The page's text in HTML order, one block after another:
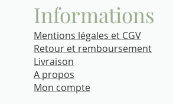
Informations
Mentions légales et CGV
Retour et remboursement
Livraison​
A propos
Mon compte